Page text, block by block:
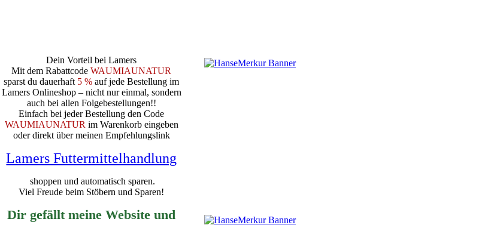
Dein Vorteil bei Lamers
Mit dem RabattcodeWAUMIAUNATUR
sparst du dauerhaft 5 % auf jede Bestellung im
Lamers Onlineshop – nicht nur einmal, sondern
auch bei allen Folgebestellungen!!
Einfach bei jeder Bestellung den Code
WAUMIAUNATUR im Warenkorb eingeben
oder direkt über meinen Empfehlungslink
Lamers Futtermittelhandlung
shoppen und automatisch sparen.
Viel Freude beim Stöbern und Sparen!
Dir gefällt meine Website und